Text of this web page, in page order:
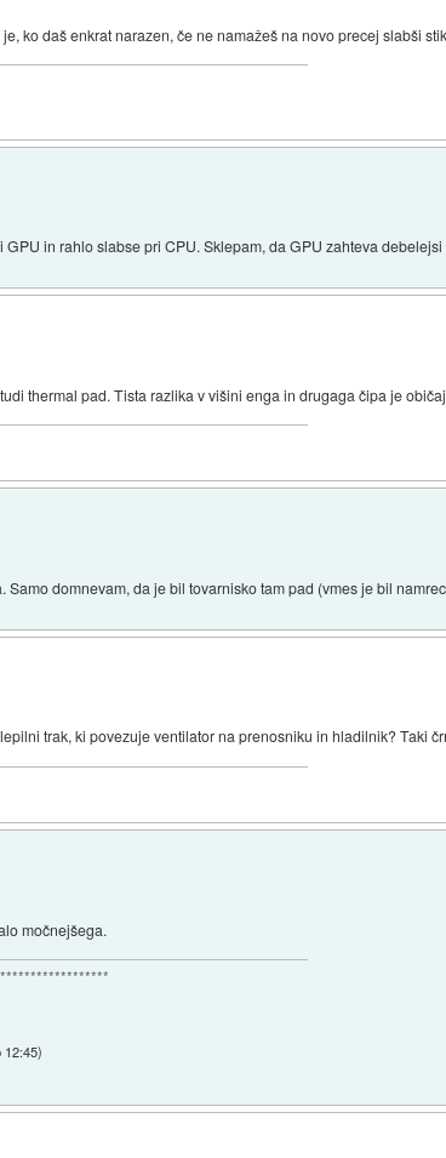
ko daš enkrat narazen, če ne namažeš na novo precej slabši
in rahlo slabse pri CPU. Sklepam, da GPU zahteva
thermal pad. Tista razlika v višini enga in drugaga čipa je
Samo domnevam, da je bil tovarnisko tam pad (vmes je bil
trak, ki povezuje ventilator na prenosniku in hladilnik? Taki
močnejšega.
12:45)